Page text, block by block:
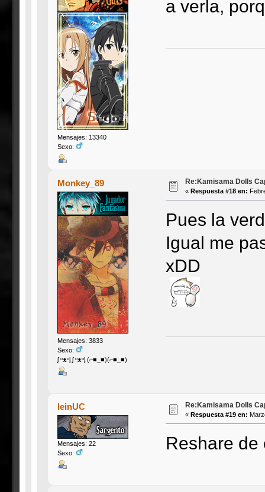
Mensajes: 13340
Sexo:
a verla,
Monkey_89
Mensajes: 3833
Sexo:
ᶘ ᵒᴥᵒᶅ ᶘ ᵒᴥᵒᶅ (⌐■_■)(⌐■_■)
Re:Kamisama Dolls
« Respuesta #18 en:
Pues la
Igual me
xDD
leinUC
Mensajes: 22
Sexo:
Re:Kamisama Dolls
« Respuesta #19 en:
Reshare de